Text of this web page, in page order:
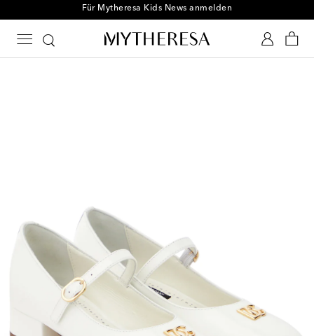
Für Mytheresa Kids News anmelden